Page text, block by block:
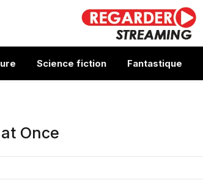
Science fiction Fantastique
Once